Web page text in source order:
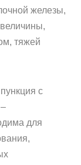
железы,
тяжей
с
для